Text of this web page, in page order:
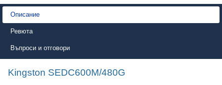
Описание
Ревюта
Въпроси и отговори
Kingston SEDC600M/480G